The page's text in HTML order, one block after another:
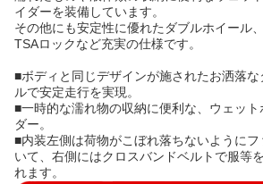
イダーを装備しています。
その他にも安定性に優れたダブルホイール
TSAロックなど充実の仕様です。
■ボディと同じデザインが施されたお洒落
ルで安定走行を実現。
■一時的な濡れ物の収納に便利な、ウェッ
ダー。
■内装左側は荷物がこぼれ落ちないように
いて、右側にはクロスバンドベルトで服等
れます。